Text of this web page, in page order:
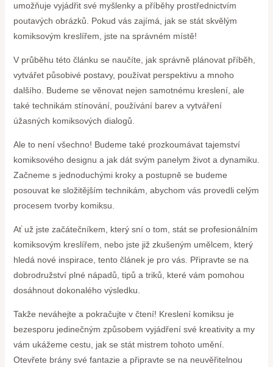
umožňuje vyjádřit své myšlenky a příběhy prostřednictvím
poutavých obrázků. Pokud vás zajímá, jak se stát skvělým
komiksovým kreslířem, jste na správném místě!
V průběhu této článku se naučíte, jak správně plánovat příběh,
vytvářet působivé postavy, používat perspektivu a mnoho
dalšího. Budeme se věnovat nejen samotnému kreslení, ale
také technikám stínování, používání barev a vytváření
úžasných komiksových dialogů.
Ale to není všechno! Budeme také prozkoumávat tajemství
komiksového designu a jak dát svým panelym život a dynamiku.
Začneme s jednoduchými kroky a postupně se budeme
posouvat ke složitějším technikám, abychom vás provedli celým
procesem tvorby komiksu.
Ať už jste začátečníkem, který sní o tom, stát se profesionálním
komiksovým kreslířem, nebo jste již zkušeným umělcem, který
hledá nové inspirace, tento článek je pro vás. Připravte se na
dobrodružství plné nápadů, tipů a triků, které vám pomohou
dosáhnout dokonalého výsledku.
Takže neváhejte a pokračujte v čtení! Kreslení komiksu je
bezesporu jedinečným způsobem vyjádření své kreativity a my
vám ukážeme cestu, jak se stát mistrem tohoto umění.
Otevřete brány své fantazie a připravte se na neuvěřitelnou